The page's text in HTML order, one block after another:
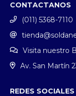
CONTACTANOS
(011) 5368-7110
Visita nuestro
Av. San Martín
REDES SOCIALES